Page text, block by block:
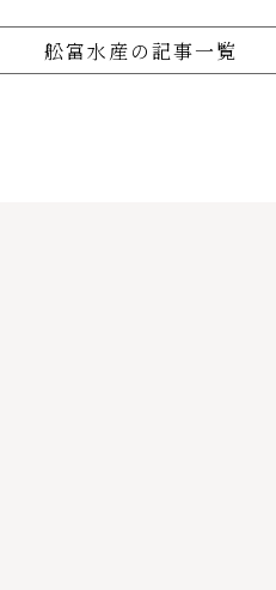
舩富水産の記事一覧